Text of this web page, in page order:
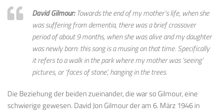
David Gilmour:Towards the end of my mother’s life, when she
was suffering from dementia, there was a brief crossover
period of about 9 months, when she was alive and my daughter
was newly born: this song is a musing on that time. Specifically
it refers to a walk in the park where my mother was ‘seeing’
pictures, or ‘faces of stone’, hanging in the trees.
Die Beziehung der beiden zueinander, die war so Gilmour, eine
schwierige gewesen. David Jon Gilmour der am 6. März 1946 in